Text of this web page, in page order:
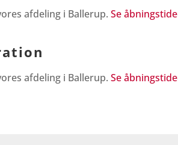
afdeling i Ballerup.Se
afdeling i Ballerup.Se